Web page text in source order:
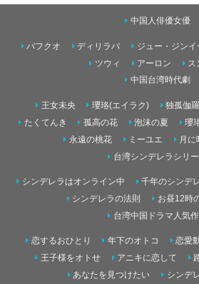
中国人俳優女優
パフクオ ディリラバ ジュー・ジンイ
ツウィ
アーロン
ス
中国台湾時代劇
王女未央 瓔珞(エイラク) 独孤伽羅
たくてんき
孤高の花 泡沫の夏 瓔
永遠の桃花
ミーユエ
月に
台湾シンデレラシリ
シンデレラはオンライン中 千年のシンデ
シンデレラの法則
お昼12時
台湾中国ドラマ人気
恋するおひとり 年下のオトコ 恋愛
王子様をオトせ
アニキに恋して
あなたを見つけたい
シンデ